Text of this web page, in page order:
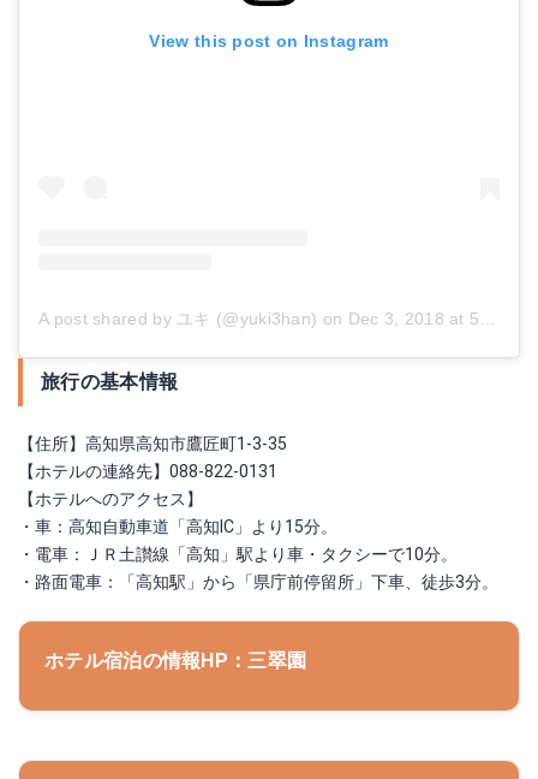
View this post on Instagram
A post shared by ユキ (@yuki3han) on Dec 3, 2018 at 5:29am PST
旅行の基本情報
【住所】高知県高知市鷹匠町1-3-35
【ホテルの連絡先】088-822-0131
【ホテルへのアクセス】
・車：高知自動車道「高知IC」より15分。
・電車：ＪＲ土讃線「高知」駅より車・タクシーで10分。
・路面電車：「高知駅」から「県庁前停留所」下車、徒歩3分。
ホテル宿泊の情報HP：三翠園